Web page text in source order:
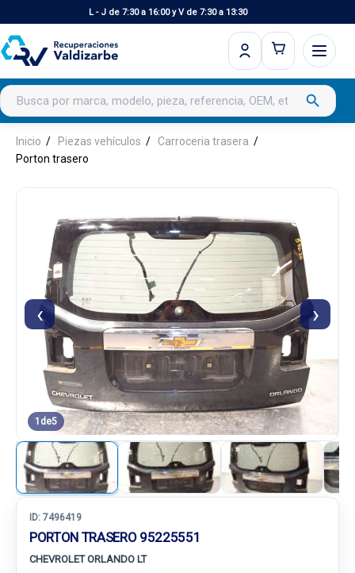
L - J de 7:30 a 16:00 y V de 7:30 a 13:30
Buscar productos search
Inicio Piezas vehículos
Carroceria trasera
Porton trasero
‹ ›
1 de5
ID: 7496419
PORTON TRASERO 95225551
CHEVROLET ORLANDO LT